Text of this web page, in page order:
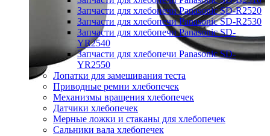
Запчасти для хлебопечи Panasonic SD-R2520
Запчасти для хлебопечи Panasonic SD-R2530
Запчасти для хлебопечи Panasonic SD-
YR2540
Запчасти для хлебопечи Panasonic SD-
YR2550
Лопатки для замешивания теста
Приводные ремни хлебопечек
Механизмы вращения хлебопечек
Датчики хлебопечек
Мерные ложки и стаканы для хлебопечек
Сальники вала хлебопечек